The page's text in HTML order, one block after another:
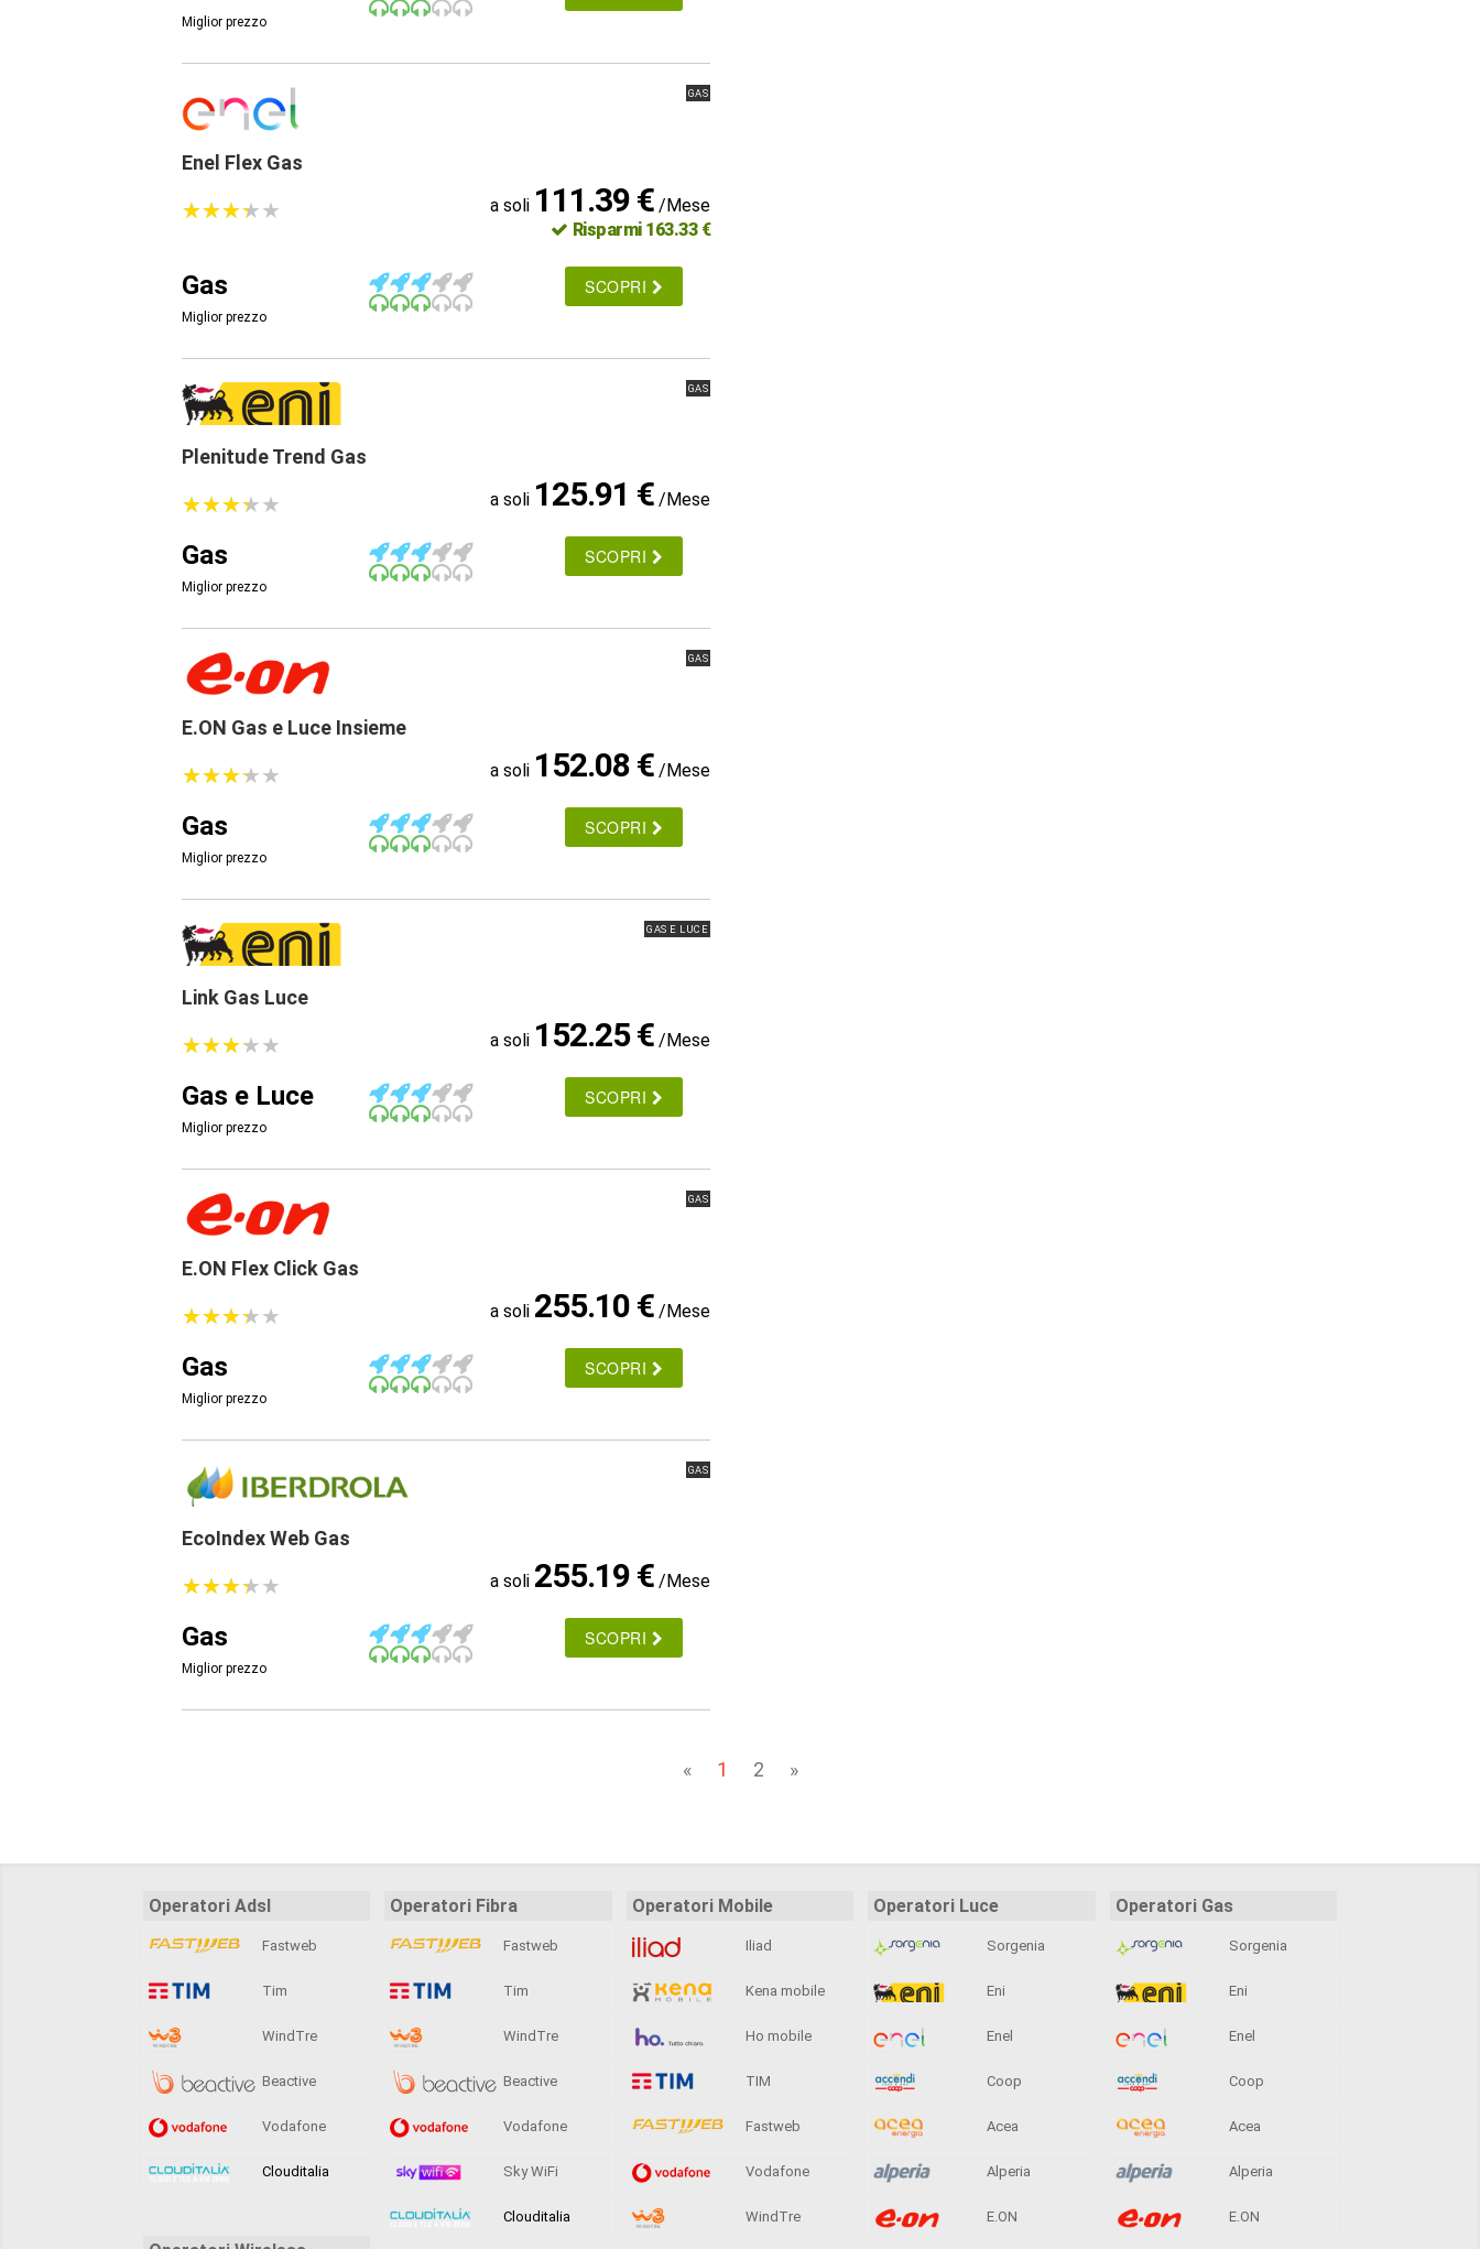
Miglior prezzo
GAS
Enel Flex Gas
★★★★★
★★★★★ a soli 111.39 € /Mese
Risparmi 163.33 €
Gas
Miglior prezzo
SCOPRI
GAS
Plenitude Trend Gas
★★★★★
★★★★★ a soli 125.91 € /Mese
Gas
Miglior prezzo
SCOPRI
GAS
E.ON Gas e Luce Insieme
★★★★★
★★★★★ a soli 152.08 € /Mese
Gas
Miglior prezzo
SCOPRI
GAS E LUCE
Link Gas Luce
★★★★★
★★★★★ a soli 152.25 € /Mese
Gas e Luce
Miglior prezzo
SCOPRI
GAS
E.ON Flex Click Gas
★★★★★
★★★★★ a soli 255.10 € /Mese
Gas
Miglior prezzo
SCOPRI
GAS
EcoIndex Web Gas
★★★★★
★★★★★ a soli 255.19 € /Mese
Gas
Miglior prezzo
SCOPRI
« 1 2 »
Operatori Adsl
Fastweb
Tim
WindTre
Beactive
Vodafone
Clouditalia
Operatori Fibra
Fastweb
Tim
WindTre
Beactive
Vodafone
Sky WiFi
Clouditalia
Operatori Mobile
Iliad
Kena mobile
Ho mobile
TIM
Fastweb
Vodafone
WindTre
Operatori Luce
Sorgenia
Eni
Enel
Coop
Acea
Alperia
E.ON
Operatori Gas
Sorgenia
Eni
Enel
Coop
Acea
Alperia
E.ON